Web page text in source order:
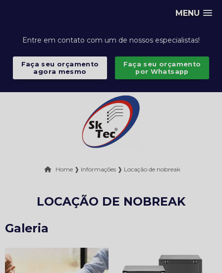
MENU
Entre em contato com um de nossos especialistas!
Faça seu orçamento
agora mesmo
Faça seu orçamento
por Whatsapp
Home ❱ Informações ❱ Locação de nobreak
LOCAÇÃO DE NOBREAK
Galeria